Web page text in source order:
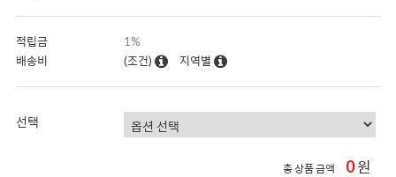
적립금
1%
배송비
(조건) 지역별
선택
총 상품 금액 0원